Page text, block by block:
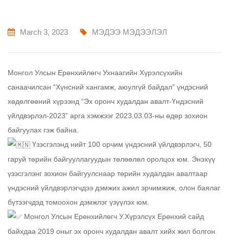
March 3, 2023 МЭДЭЭ МЭДЭЭЛЭЛ
Монгол Улсын Ерөнхийлөгч Ухнаагийн Хүрэлсүхийн
санаачилсан “Хүнсний хангамж, аюулгүй байдал” үндэсний
хөдөлгөөний хүрээнд “Эх оронч худалдан авалт-Үндэсний
үйлдвэрлэл-2023” арга хэмжээг 2023.03.03-ны өдөр зохион
байгуулах гэж байна.
Үзэсгэлэнд нийт 100 орчим үндэсний үйлдвэрлэгч, 50
гаруй төрийн байгууллагуудын төлөөлөл оролцох юм. Энэхүү
үзэсгэлэнг зохион байгуулснаар төрийн худалдан авалтаар
үндэсний үйлдвэрлэгчдээ дэмжих ажил эрчимжиж, олон баялаг
бүтээгчдэд томоохон дэмжлэг үзүүлэх юм.
Монгол Улсын Ерөнхийлөгч У.Хүрэлсүх Ерөнхий сайд
байхдаа 2019 оныг эх оронч худалдан авалт хийх жил болгон